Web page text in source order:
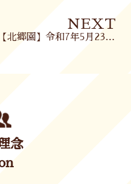
NEXT
【北郷園】令和7年5月23日(金)
念